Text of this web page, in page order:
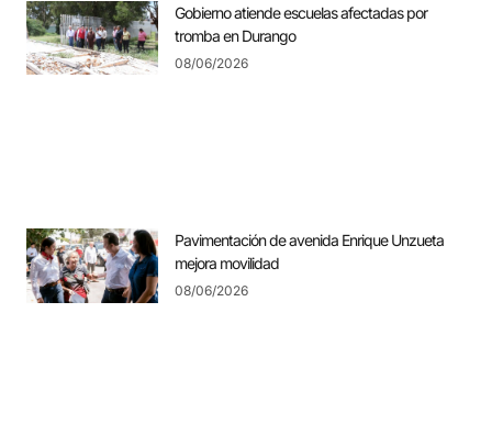
Gobierno atiende escuelas afectadas por
tromba en Durango
08/06/2026
Pavimentación de avenida Enrique Unzueta
mejora movilidad
08/06/2026